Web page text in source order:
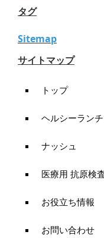
タグ
Sitemap
サイトマップ
トップ
ヘルシーラン
ナッシュ
医療用 抗原検
お役立ち情報
お問い合わせ